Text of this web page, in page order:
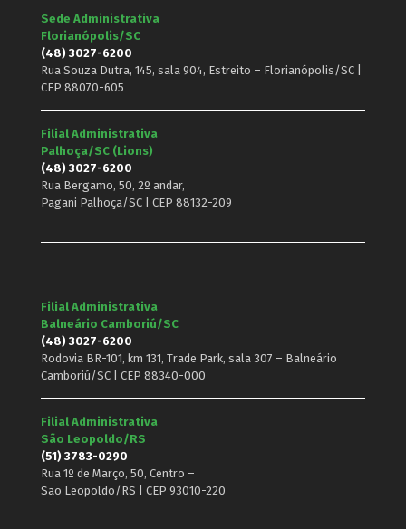
Sede Administrativa
Florianópolis/SC
(48) 3027-6200
Rua Souza Dutra, 145, sala 904, Estreito – Florianópolis/SC |
CEP 88070-605
Filial Administrativa
Palhoça/SC (Lions)
(48) 3027-6200
Rua Bergamo, 50, 2º andar,
Pagani Palhoça/SC | CEP 88132-209
Filial Administrativa
Balneário Camboriú/SC
(48) 3027-6200
Rodovia BR-101, km 131, Trade Park, sala 307 – Balneário
Camboriú/SC | CEP 88340-000
Filial Administrativa
São Leopoldo/RS
(51) 3783-0290
Rua 1º de Março, 50, Centro –
São Leopoldo/RS | CEP 93010-220